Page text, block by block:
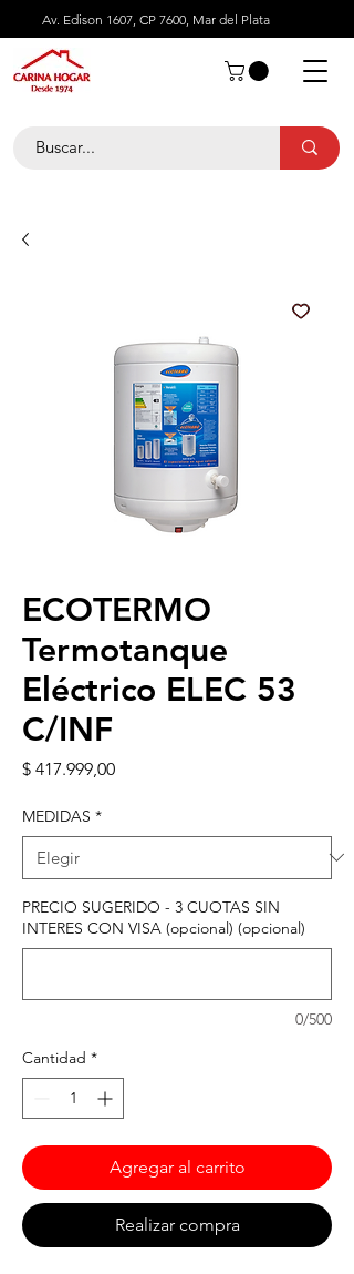
Av. Edison 1607, CP 7600, Mar del Plata
ECOTERMO
Termotanque
Eléctrico ELEC 53
C/INF
$ 417.999,00Precio
MEDIDAS *
PRECIO SUGERIDO - 3 CUOTAS SIN
INTERES CON VISA (opcional) (opcional)
0/500
Cantidad *
Agregar al carrito
Realizar compra